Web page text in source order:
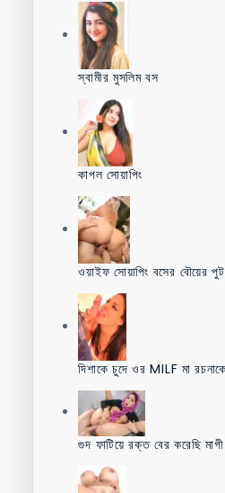
স্বামীর মুসলিম বস
কাপল সোয়াপিং
ওয়াইফ সোয়াপিং বসের বৌয়ের
দিশাকে চুদে ওর MILF মা
গুদ ফাটিয়ে রক্ত বের করেছি